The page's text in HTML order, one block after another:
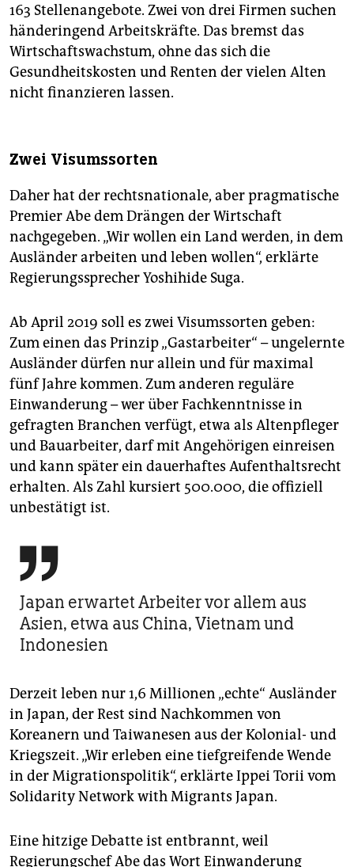
163 Stellenangebote. Zwei von drei Firmen suchen
händeringend Arbeitskräfte. Das bremst das
Wirtschaftswachstum, ohne das sich die
Gesundheitskosten und Renten der vielen Alten
nicht finanzieren lassen.
Zwei Visumssorten
Daher hat der rechtsnationale, aber pragmatische
Premier Abe dem Drängen der Wirtschaft
nachgegeben. „Wir wollen ein Land werden, in dem
Ausländer arbeiten und leben wollen“, erklärte
Regierungssprecher Yo­shi­hide Suga.
Ab April 2019 soll es zwei Visumssorten geben:
Zum einen das Prinzip „Gastarbeiter“ – ungelernte
Ausländer dürfen nur allein und für maximal
fünf Jahre kommen. Zum anderen reguläre
Einwanderung – wer über Fachkenntnisse in
gefragten Branchen verfügt, etwa als Altenpfleger
und Bauarbeiter, darf mit Angehörigen einreisen
und kann später ein dauerhaftes Aufenthaltsrecht
erhalten. Als Zahl kursiert 500.000, die offiziell
unbestätigt ist.

Japan erwartet Arbeiter vor allem aus
Asien, etwa aus China, Vietnam und
Indonesien
Derzeit leben nur 1,6 Millionen „echte“ Ausländer
in Japan, der Rest sind Nachkommen von
Koreanern und Taiwanesen aus der Kolonial- und
Kriegszeit. „Wir erleben eine tiefgreifende Wende
in der Migrationspolitik“, erklärte Ippei Torii vom
Solidarity Network with Migrants Japan.
Eine hitzige Debatte ist entbrannt, weil
Regierungschef Abe das Wort Einwanderung